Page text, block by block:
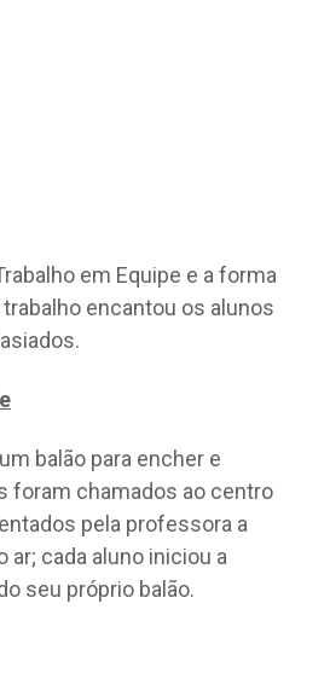
em Equipe e a forma
encantou os alunos
balão para encher e
foram chamados ao centro
pela professora a
ar; cada aluno iniciou a
seu próprio balão.